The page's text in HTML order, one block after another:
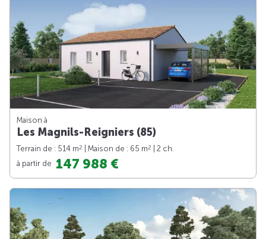
Maison à
Les Magnils-Reigniers (85)
Terrain de : 514 m2 | Maison de : 65 m2
| 2 ch.
à partir de 147 988 €